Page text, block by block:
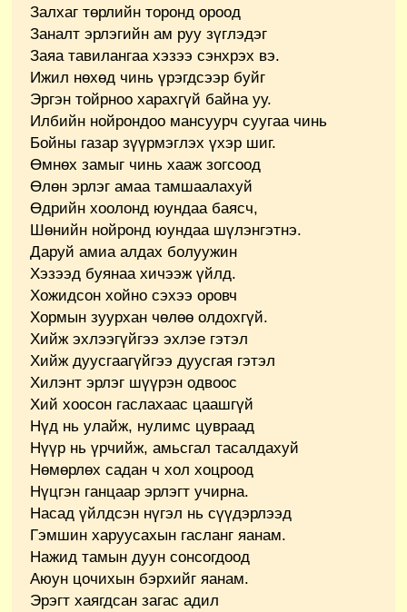
Залхаг төрлийн торонд ороод
Заналт эрлэгийн ам руу зүглэдэг
Заяа тавилангаа хэзээ сэнхрэх вэ.
Ижил нөхөд чинь үрэгдсээр буйг
Эргэн тойрноо харахгүй байна уу.
Илбийн нойрондоо мансуурч суугаа чинь
Бойны газар зүүрмэглэх үхэр шиг.
Өмнөх замыг чинь хааж зогсоод
Өлөн эрлэг амаа тамшаалахуй
Өдрийн хоолонд юундаа баясч,
Шөнийн нойронд юундаа шүлэнгэтнэ.
Даруй амиа алдах болуужин
Хэзээд буянаа хичээж үйлд.
Хожидсон хойно сэхээ оровч
Хормын зуурхан чөлөө олдохгүй.
Хийж эхлээгүйгээ эхлэе гэтэл
Хийж дуусгаагүйгээ дуусгая гэтэл
Хилэнт эрлэг шүүрэн одвоос
Хий хоосон гаслахаас цаашгүй
Нүд нь улайж, нулимс цувраад
Нүүр нь үрчийж, амьсгал тасалдахуй
Нөмөрлөх садан ч хол хоцроод
Нүцгэн ганцаар эрлэгт учирна.
Насад үйлдсэн нүгэл нь сүүдэрлээд
Гэмшин харуусахын гасланг яанам.
Нажид тамын дуун сонсогдоод
Аюун цочихын бэрхийг яанам.
Эрэгт хаягдсан загас адил